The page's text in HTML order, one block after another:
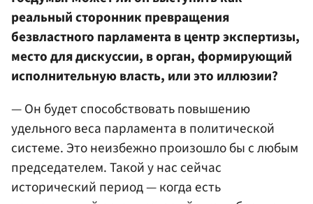
реальный сторонник превращения
безвластного парламента в центр экспертизы,
место для дискуссии, в орган, формирующий
исполнительную власть, или это иллюзии?
— Он будет способствовать повышению
удельного веса парламента в политической
системе. Это неизбежно произошло бы с любым
председателем. Такой у нас сейчас
исторический период — когда есть